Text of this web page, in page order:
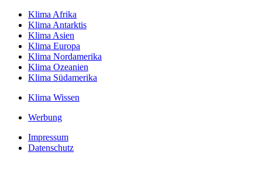
Klima Afrika
Klima Antarktis
Klima Asien
Klima Europa
Klima Nordamerika
Klima Ozeanien
Klima Südamerika
Klima Wissen
Werbung
Impressum
Datenschutz